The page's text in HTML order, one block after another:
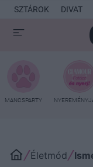
SZTÁROK DIVAT
MANCSPARTY
Életmód